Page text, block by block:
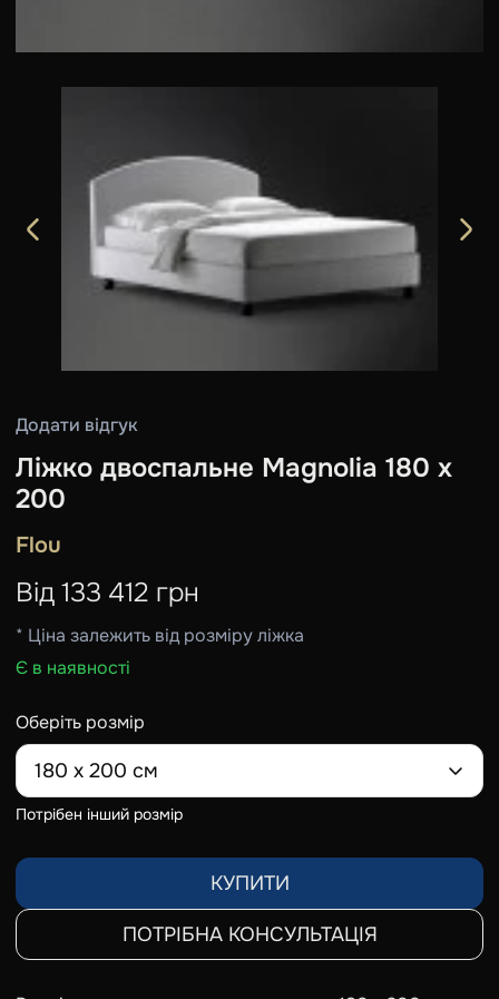
Додати відгук
Ліжко двоспальне Magnolia 180 х
200
Flou
Від 133 412 грн
* Ціна залежить від розміру ліжка
Є в наявності
Оберіть розмір
180 х 200 см
Потрібен інший розмір
КУПИТИ
ПОТРІБНА КОНСУЛЬТАЦІЯ